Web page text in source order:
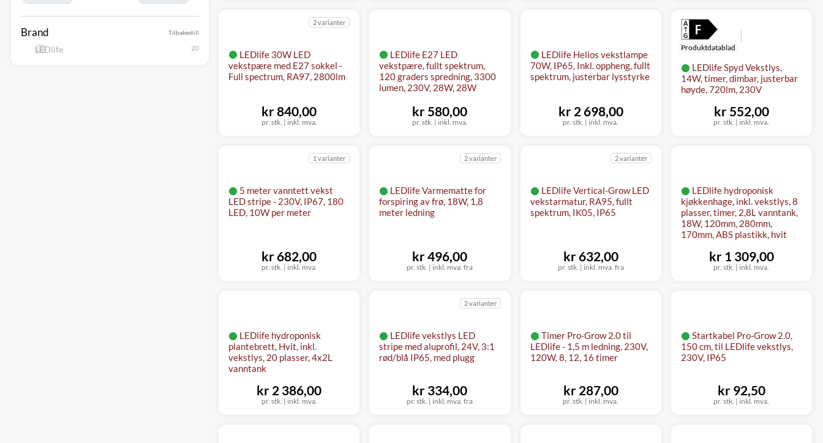
Tilbakestill
Brand
LEDlife
LEDlife 30W LED
vekstpære med E27 sokkel -
Full spectrum, RA97, 2800lm
2 varianter
pr. stk. | inkl. mva.
kr 840,00
LEDlife E27 LED
vekstpære, fullt spektrum,
120 graders spredning, 3300
lumen, 230V, 28W, 28W
pr. stk. | inkl. mva.
kr 580,00
LEDlife Helios vekstlampe
70W, IP65, Inkl. oppheng, fullt
spektrum, justerbar lysstyrke
pr. stk. | inkl. mva.
kr 2 698,00
LEDlife Spyd Vekstlys,
14W, timer, dimbar, justerbar
høyde, 720lm, 230V
Produktdatablad
pr. stk. | inkl. mva.
kr 552,00
5 meter vanntett vekst
LED stripe - 230V, IP67, 180
LED, 10W per meter
1 varianter
pr. stk. | inkl. mva.
kr 682,00
LEDlife Varmematte for
forspiring av frø, 18W, 1,8
meter ledning
2 varianter
pr. stk. | inkl. mva. fra
kr 496,00
LEDlife Vertical-Grow LED
vekstarmatur, RA95, fullt
spektrum, IK05, IP65
2 varianter
pr. stk. | inkl. mva. fra
kr 632,00
LEDlife hydroponisk
kjøkkenhage, inkl. vekstlys, 8
plasser, timer, 2,8L vanntank,
18W, 120mm, 280mm,
170mm, ABS plastikk, hvit
pr. stk. | inkl. mva.
kr 1 309,00
LEDlife hydroponisk
plantebrett, Hvit, inkl.
vekstlys, 20 plasser, 4x2L
vanntank
pr. stk. | inkl. mva.
kr 2 386,00
LEDlife vekstlys LED
stripe med aluprofil, 24V, 3:1
rød/blå IP65, med plugg
2 varianter
pr. stk. | inkl. mva. fra
kr 334,00
Timer Pro-Grow 2.0 til
LEDlife - 1,5 m ledning, 230V,
120W, 8, 12, 16 timer
pr. stk. | inkl. mva.
kr 287,00
Startkabel Pro-Grow 2.0,
150 cm, til LEDlife vekstlys,
230V, IP65
pr. stk. | inkl. mva.
kr 92,50